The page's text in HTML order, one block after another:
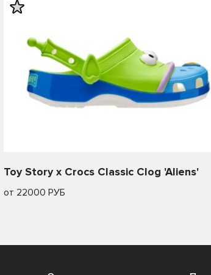
Toy Story x Crocs Classic Clog 'Aliens'
от 22000 РУБ